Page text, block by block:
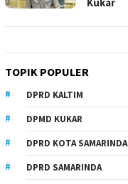
TOPIK POPULER
DPRD KALTIM
DPMD KUKAR
DPRD KOTA SAMARINDA
DPRD SAMARINDA